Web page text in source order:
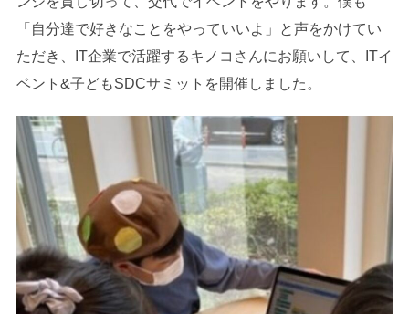
「自分達で好きなことをやっていいよ」と声をかけてい
ただき、IT企業で活躍するキノコさんにお願いして、ITイ
ベント&子どもSDCサミットを開催しました。